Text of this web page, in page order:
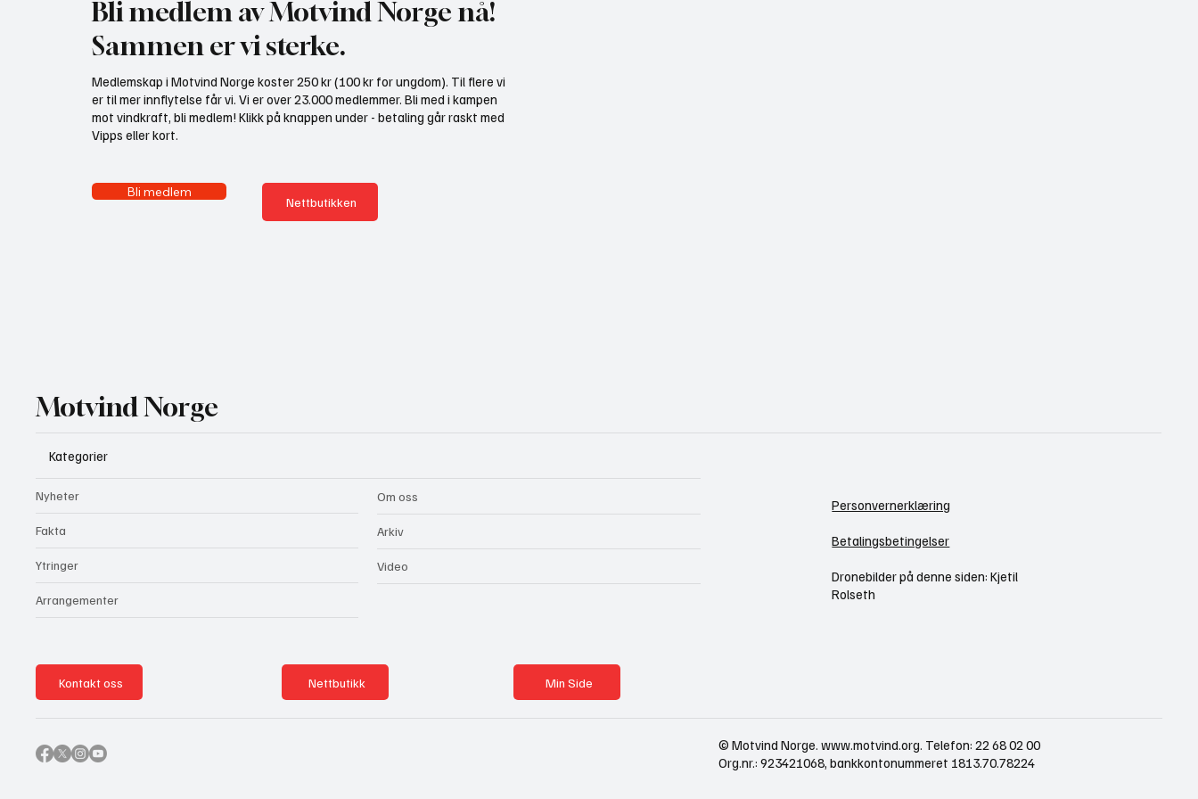
Bli medlem av Motvind Norge nå!
Sammen er vi sterke.
Medlemskap i Motvind Norge koster 250 kr (100 kr for ungdom). Til flere vi
er til mer innflytelse får vi. Vi er over 23.000 medlemmer. Bli med i kampen
mot vindkraft, bli medlem! Klikk på knappen under - betaling går raskt med
Vipps eller kort.
Bli medlem
Nettbutikken
Motvind Norge
Kategorier
Nyheter
Fakta
Ytringer
Arrangementer
Om oss
Arkiv
Video
Personvernerklæring
Betalingsbetingelser
Dronebilder på denne siden: Kjetil
Rolseth
Kontakt oss Nettbutikk Min Side
© Motvind Norge.www.motvind.org. Telefon: 22 68 02 00
Org.nr.: 923421068, bankkontonummeret 1813.70.78224